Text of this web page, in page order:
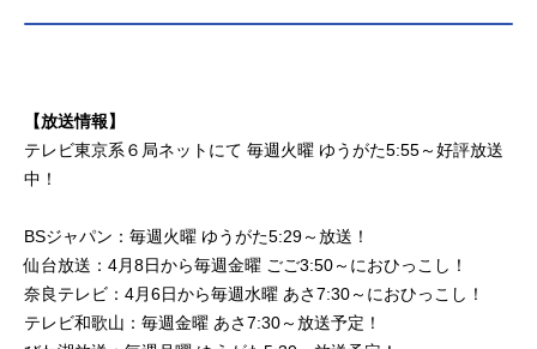
【放送情報】
テレビ東京系６局ネットにて 毎週火曜 ゆうがた5:55～好評放送
中！
BSジャパン：毎週火曜 ゆうがた5:29～放送！
仙台放送：4月8日から毎週金曜 ごご3:50～におひっこし！
奈良テレビ：4月6日から毎週水曜 あさ7:30～におひっこし！
テレビ和歌山：毎週金曜 あさ7:30～放送予定！